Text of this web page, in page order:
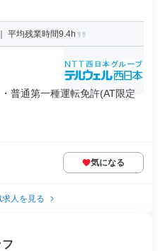
平均残業時間9.4h
普通第一種運転免許(AT限定
気になる
人を見る